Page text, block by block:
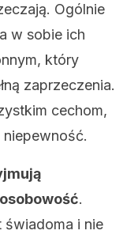
Ogólnie
w sobie ich
który
zaprzeczenia.
cechom,
.
świadoma i nie